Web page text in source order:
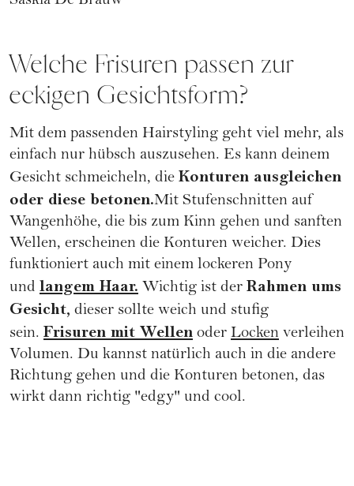
Welche Frisuren passen zur
eckigen Gesichtsform?
Mit dem passenden Hairstyling geht viel mehr, als
einfach nur hübsch auszusehen. Es kann deinem
Gesicht schmeicheln, die Konturen ausgleichen
oder diese betonen.Mit Stufenschnitten auf
Wangenhöhe, die bis zum Kinn gehen und sanften
Wellen, erscheinen die Konturen weicher. Dies
funktioniert auch mit einem lockeren Pony
und langem Haar. Wichtig ist der Rahmen ums
Gesicht, dieser sollte weich und stufig
sein. Frisuren mit Wellen oder Locken verleihen
Volumen. Du kannst natürlich auch in die andere
Richtung gehen und die Konturen betonen, das
wirkt dann richtig "edgy" und cool.